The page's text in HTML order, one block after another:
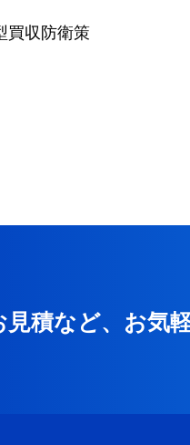
買収防衛策
見積など、お気